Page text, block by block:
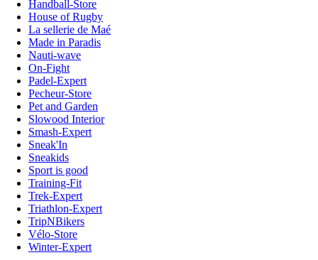
Handball-Store
House of Rugby
La sellerie de Maé
Made in Paradis
Nauti-wave
On-Fight
Padel-Expert
Pecheur-Store
Pet and Garden
Slowood Interior
Smash-Expert
Sneak'In
Sneakids
Sport is good
Training-Fit
Trek-Expert
Triathlon-Expert
TripNBikers
Vélo-Store
Winter-Expert